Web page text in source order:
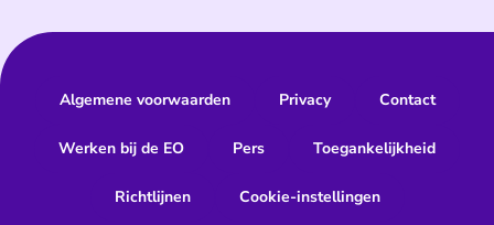
Algemene voorwaarden Privacy Contact
Werken bij de EO Pers Toegankelijkheid
Richtlijnen Cookie-instellingen